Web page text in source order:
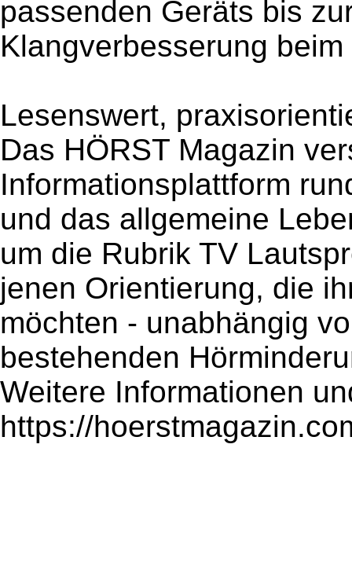
passenden Geräts bis
Klangverbesserung
Lesenswert,
Das HÖRST Magazin
Informationsplattform
und das allgemeine
um die Rubrik TV
jenen Orientierung, die
möchten - unabhängig
bestehenden
Weitere Informationen
https://